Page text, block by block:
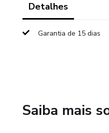
Detalhes
Garantia de 15 dias
Saiba mais